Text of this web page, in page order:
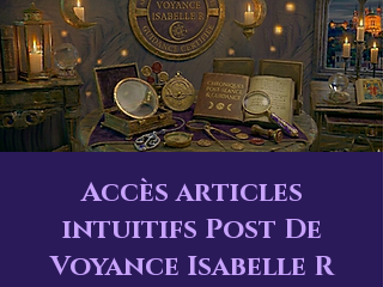
Accès articles
intuitifs Post De
Voyance Isabelle R